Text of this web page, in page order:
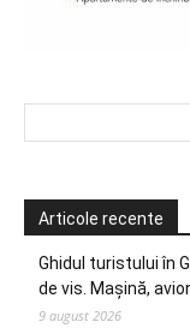
Articole recente
Ghidul turistului în
de vis. Mașină,
9 august 2026